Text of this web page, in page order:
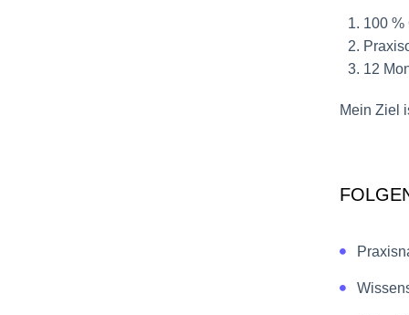
100 %
12
Mein Ziel